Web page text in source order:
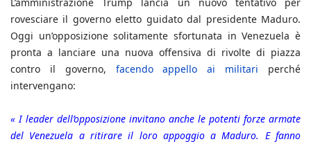
rovesciare il governo eletto guidato dal presidente Maduro.
Oggi un’opposizione solitamente sfortunata in Venezuela è
pronta a lanciare una nuova offensiva di rivolte di piazza
contro il governo, facendo appello ai militari perché
intervengano:
« I leader dell’opposizione invitano anche le potenti forze armate
del Venezuela a ritirare il loro appoggio a Maduro. E fanno